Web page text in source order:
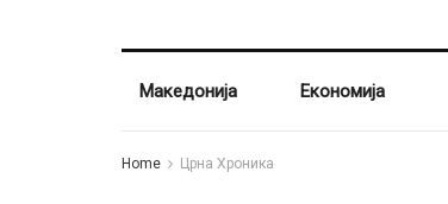
Македонија Економија
Home Црна Хроника